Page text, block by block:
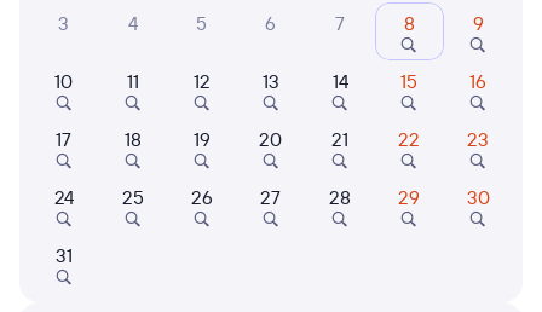
Найти поезда
3 4 5 6 7 8 9
10 11 12 13 14 15 16
17 18 19 20 21 22 23
24 25 26 27 28 29 30
31